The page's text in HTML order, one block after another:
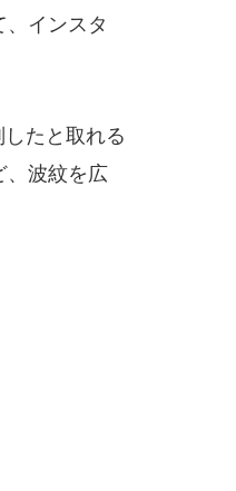
インスタ
たと取れる
、波紋を広